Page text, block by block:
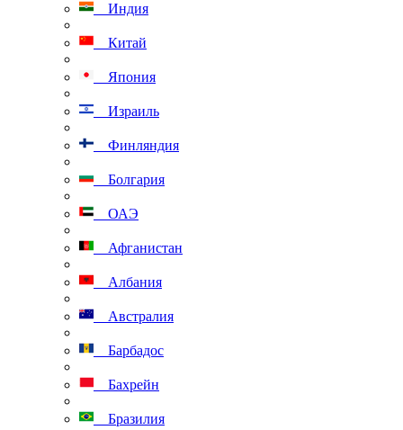
Индия
Китай
Япония
Израиль
Финляндия
Болгария
ОАЭ
Афганистан
Албания
Австралия
Барбадос
Бахрейн
Бразилия